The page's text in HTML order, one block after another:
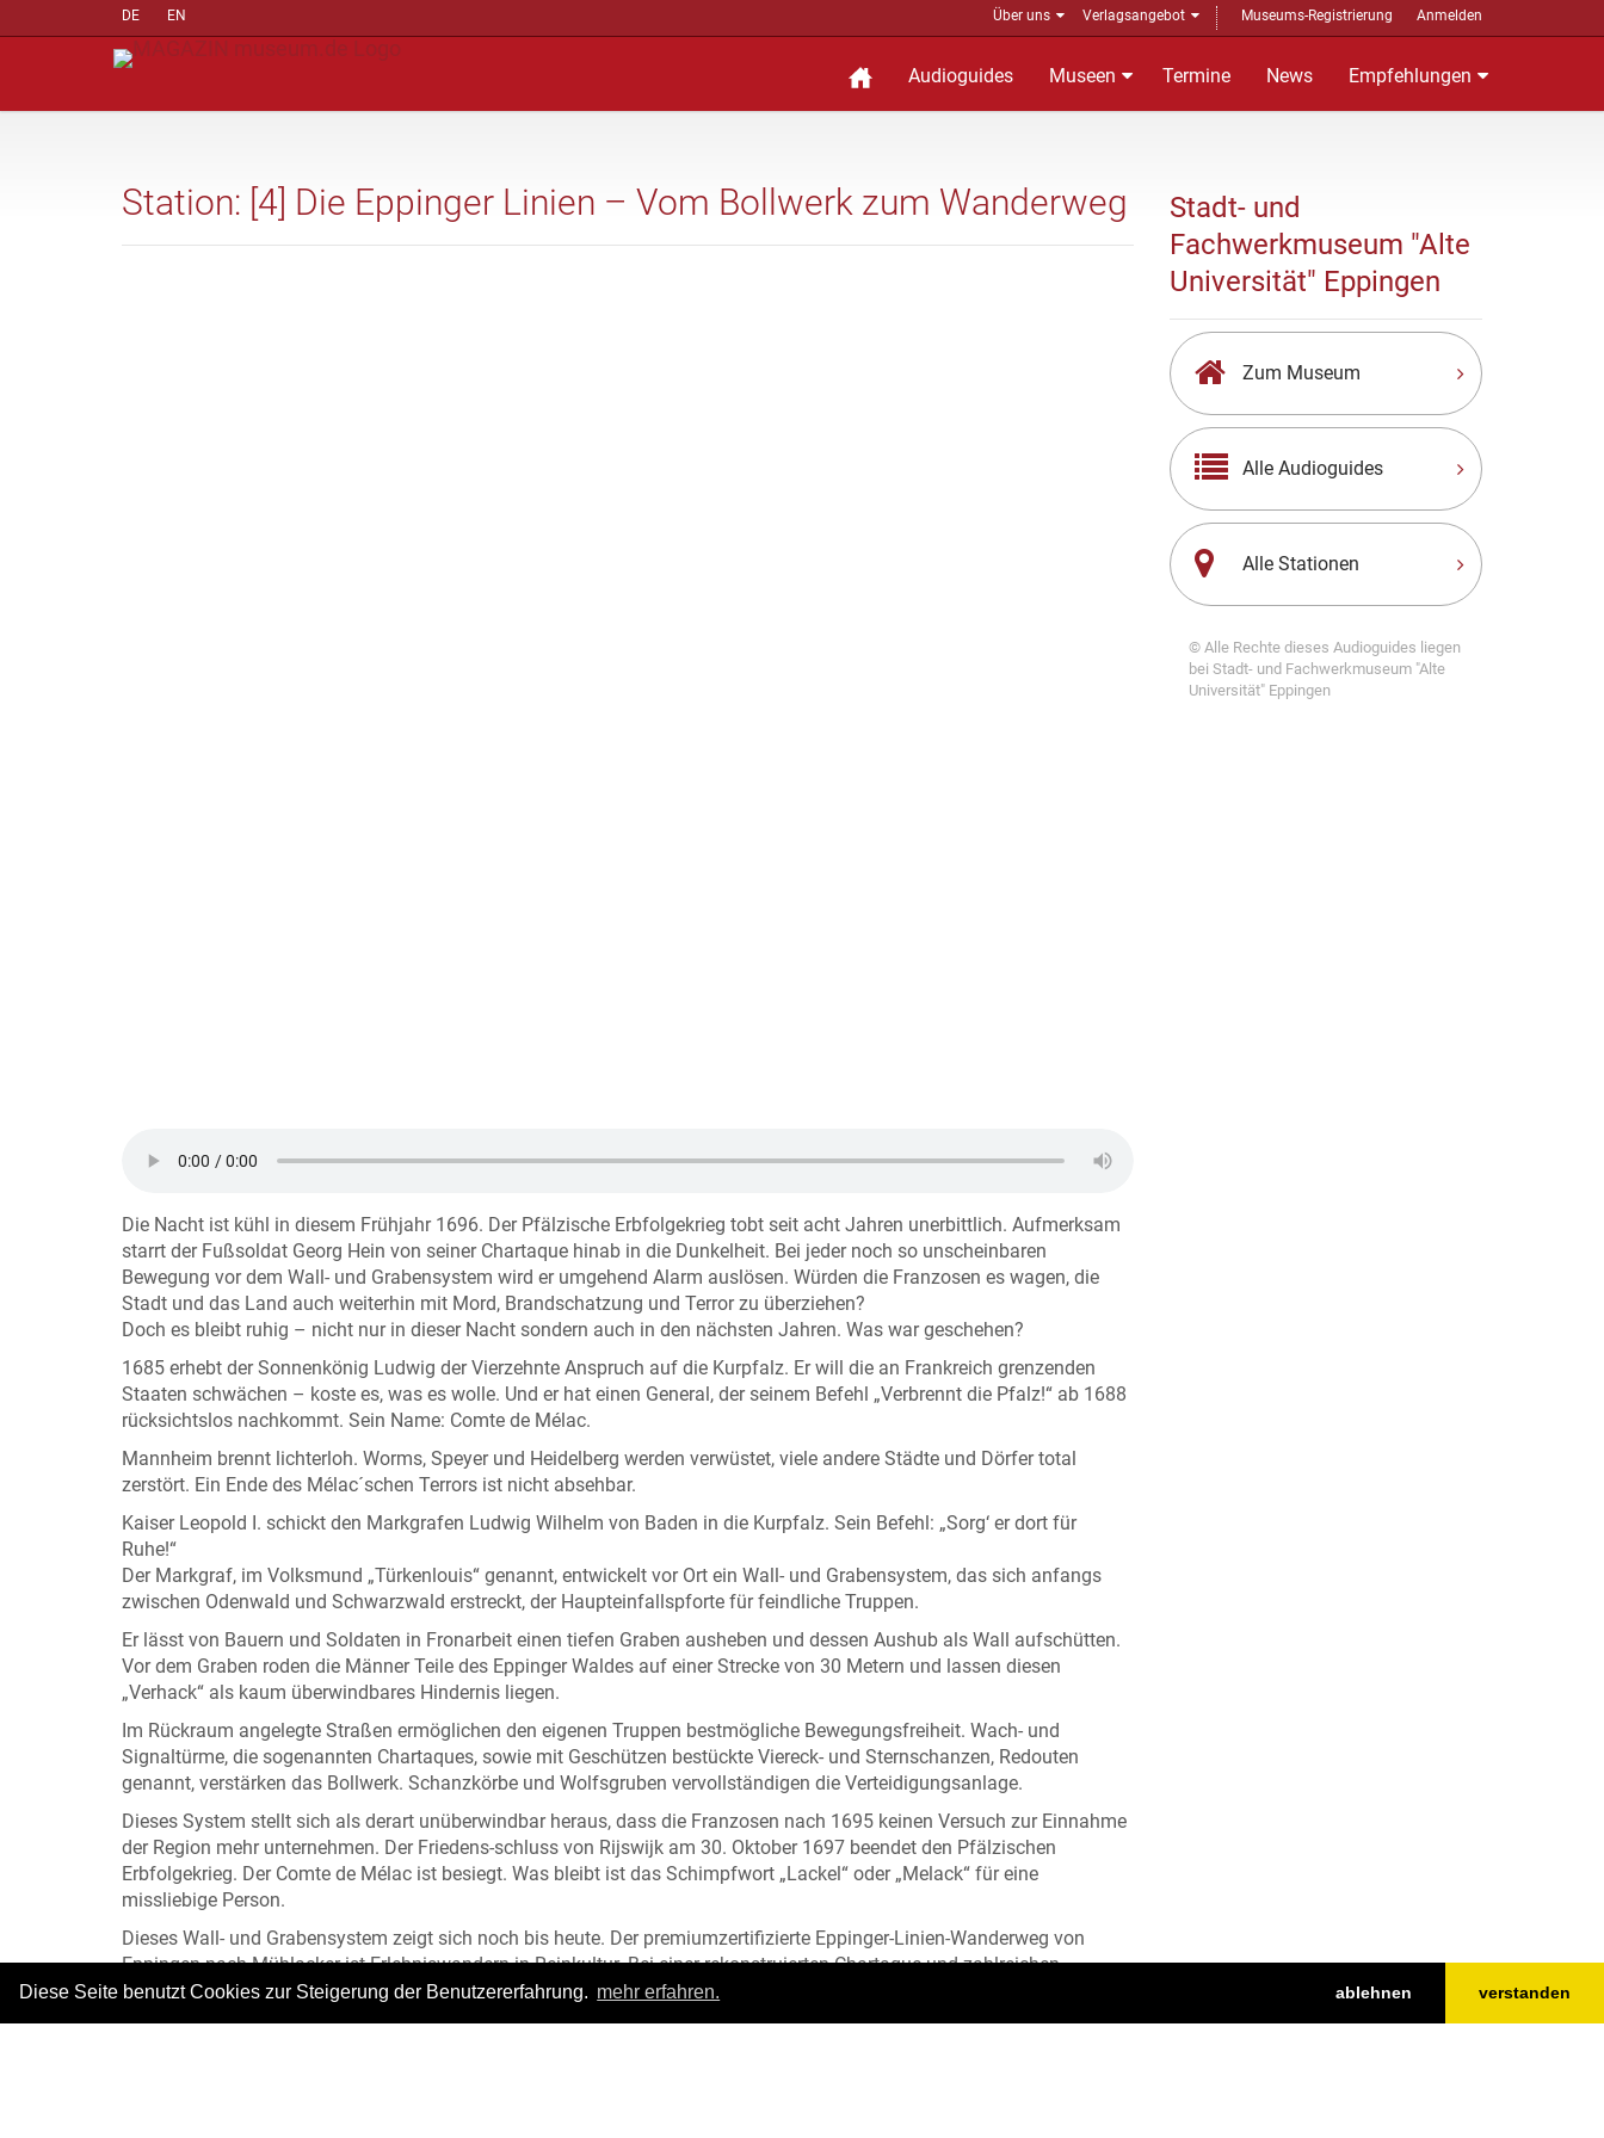
Diese Seite benutzt Cookies zur Steigerung der Benutzererfahrung. mehr erfahren. ablehnen verstanden
DE EN Über uns Verlagsangebot Museums-Registrierung Anmelden
Audioguides Museen Termine News Empfehlungen
Station: [4] Die Eppinger Linien – Vom Bollwerk zum Wanderweg
Die Nacht ist kühl in diesem Frühjahr 1696. Der Pfälzische Erbfolgekrieg tobt seit acht Jahren unerbittlich. Aufmerksam
starrt der Fußsoldat Georg Hein von seiner Chartaque hinab in die Dunkelheit. Bei jeder noch so unscheinbaren
Bewegung vor dem Wall- und Grabensystem wird er umgehend Alarm auslösen. Würden die Franzosen es wagen, die
Stadt und das Land auch weiterhin mit Mord, Brandschatzung und Terror zu überziehen?
Doch es bleibt ruhig – nicht nur in dieser Nacht sondern auch in den nächsten Jahren. Was war geschehen?
1685 erhebt der Sonnenkönig Ludwig der Vierzehnte Anspruch auf die Kurpfalz. Er will die an Frankreich grenzenden
Staaten schwächen – koste es, was es wolle. Und er hat einen General, der seinem Befehl „Verbrennt die Pfalz!“ ab 1688
rücksichtslos nachkommt. Sein Name: Comte de Mélac.
Mannheim brennt lichterloh. Worms, Speyer und Heidelberg werden verwüstet, viele andere Städte und Dörfer total
zerstört. Ein Ende des Mélac´schen Terrors ist nicht absehbar.
Kaiser Leopold I. schickt den Markgrafen Ludwig Wilhelm von Baden in die Kurpfalz. Sein Befehl: „Sorg‘ er dort für
Ruhe!“
Der Markgraf, im Volksmund „Türkenlouis“ genannt, entwickelt vor Ort ein Wall- und Grabensystem, das sich anfangs
zwischen Odenwald und Schwarzwald erstreckt, der Haupteinfallspforte für feindliche Truppen.
Er lässt von Bauern und Soldaten in Fronarbeit einen tiefen Graben ausheben und dessen Aushub als Wall aufschütten.
Vor dem Graben roden die Männer Teile des Eppinger Waldes auf einer Strecke von 30 Metern und lassen diesen
„Verhack“ als kaum überwindbares Hindernis liegen.
Im Rückraum angelegte Straßen ermöglichen den eigenen Truppen bestmögliche Bewegungsfreiheit. Wach- und
Signaltürme, die sogenannten Chartaques, sowie mit Geschützen bestückte Viereck- und Sternschanzen, Redouten
genannt, verstärken das Bollwerk. Schanzkörbe und Wolfsgruben vervollständigen die Verteidigungsanlage.
Dieses System stellt sich als derart unüberwindbar heraus, dass die Franzosen nach 1695 keinen Versuch zur Einnahme
der Region mehr unternehmen. Der Friedens-schluss von Rijswijk am 30. Oktober 1697 beendet den Pfälzischen
Erbfolgekrieg. Der Comte de Mélac ist besiegt. Was bleibt ist das Schimpfwort „Lackel“ oder „Melack“ für eine
missliebige Person.
Dieses Wall- und Grabensystem zeigt sich noch bis heute. Der premiumzertifizierte Eppinger-Linien-Wanderweg von
Eppingen nach Mühlacker ist Erlebniswandern in Reinkultur. Bei einer rekonstruierten Chartaque und zahlreichen
Erlebnisstationen erfahren Jung und Alt aufregend Neues. Probieren Sie es aus!
Und vielleicht können Sie dann auch ein wenig nachempfinden, wie sich der Fußsoldat Georg Hein in der Nacht des
Stadt- und
Fachwerkmuseum "Alte
Universität" Eppingen
Zum Museum
Alle Audioguides
Alle Stationen
© Alle Rechte dieses Audioguides liegen
bei Stadt- und Fachwerkmuseum "Alte
Universität" Eppingen